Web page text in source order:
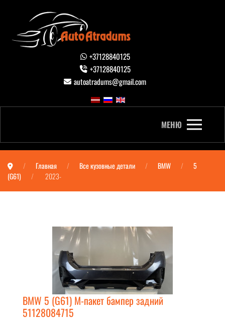
+37128840125
+37128840125
autoatradums@gmail.com
МЕНЮ
Главная Все кузовные детали BMW
5
(G61)
2023-
BMW 5 (G61) М-пакет бампер задний
51128084715